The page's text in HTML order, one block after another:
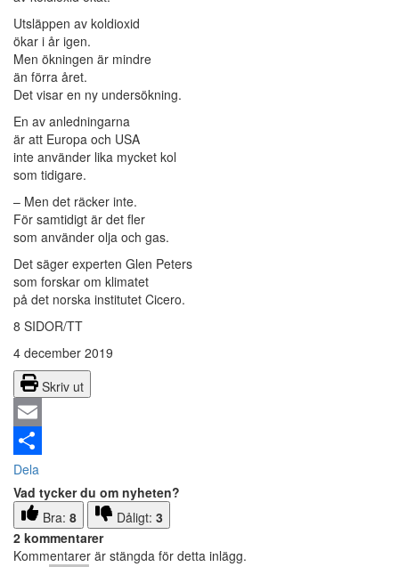
Utsläppen av koldioxid
ökar i år igen.
Men ökningen är mindre
än förra året.
Det visar en ny undersökning.
En av anledningarna
är att Europa och USA
inte använder lika mycket kol
som tidigare.
– Men det räcker inte.
För samtidigt är det fler
som använder olja och gas.
Det säger experten Glen Peters
som forskar om klimatet
på det norska institutet Cicero.
8 SIDOR/TT
4 december 2019
Skriv ut
Email
Dela
Vad tycker du om nyheten?
Bra: 8 Dåligt: 3
2 kommentarer
Kommentarer är stängda för detta inlägg.